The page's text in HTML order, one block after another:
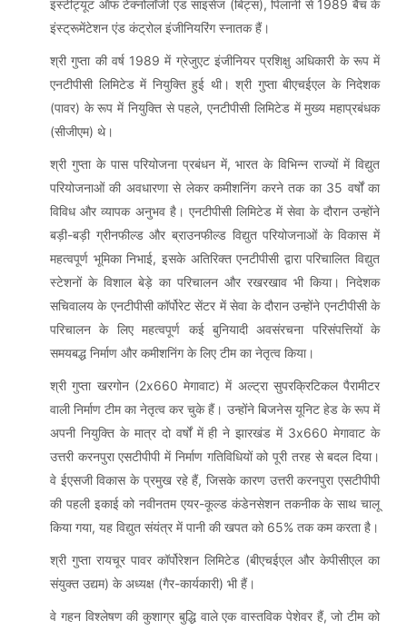
इंस्टीट्यूट ऑफ टेक्नोलॉजी एंड साइंसेज (बिट्स), पिलानी से 1989 बैच के
इंस्ट्रूमेंटेशन एंड कंट्रोल इंजीनियरिंग स्नातक हैं।
श्री गुप्ता की वर्ष 1989 में ग्रेजुएट इंजीनियर प्रशिक्षु अधिकारी के रूप में
एनटीपीसी लिमिटेड में नियुक्ति हुई थी। श्री गुप्ता बीएचईएल के निदेशक
(पावर) के रूप में नियुक्ति से पहले, एनटीपीसी लिमिटेड में मुख्य महाप्रबंधक
(सीजीएम) थे।
श्री गुप्ता के पास परियोजना प्रबंधन में, भारत के विभिन्न राज्यों में विद्युत
परियोजनाओं की अवधारणा से लेकर कमीशनिंग करने तक का 35 वर्षों का
विविध और व्यापक अनुभव है। एनटीपीसी लिमिटेड में सेवा के दौरान उन्होंने
बड़ी-बड़ी ग्रीनफील्ड और ब्राउनफील्ड विद्युत परियोजनाओं के विकास में
महत्वपूर्ण भूमिका निभाई, इसके अतिरिक्त एनटीपीसी द्वारा परिचालित विद्युत
स्टेशनों के विशाल बेड़े का परिचालन और रखरखाव भी किया। निदेशक
सचिवालय के एनटीपीसी कॉर्पोरेट सेंटर में सेवा के दौरान उन्होंने एनटीपीसी के
परिचालन के लिए महत्वपूर्ण कई बुनियादी अवसंरचना परिसंपत्तियों के
समयबद्ध निर्माण और कमीशनिंग के लिए टीम का नेतृत्व किया।
श्री गुप्ता खरगोन (2x660 मेगावाट) में अल्ट्रा सुपरक्रिटिकल पैरामीटर
वाली निर्माण टीम का नेतृत्व कर चुके हैं। उन्होंने बिजनेस यूनिट हेड के रूप में
अपनी नियुक्ति के मात्र दो वर्षों में ही ने झारखंड में 3x660 मेगावाट के
उत्तरी करनपुरा एसटीपीपी में निर्माण गतिविधियों को पूरी तरह से बदल दिया।
वे ईएसजी विकास के प्रमुख रहे हैं, जिसके कारण उत्तरी करनपुरा एसटीपीपी
की पहली इकाई को नवीनतम एयर-कूल्ड कंडेनसेशन तकनीक के साथ चालू
किया गया, यह विद्युत संयंत्र में पानी की खपत को 65% तक कम करता है।
श्री गुप्ता रायचूर पावर कॉर्पोरेशन लिमिटेड (बीएचईएल और केपीसीएल का
संयुक्त उद्यम) के अध्यक्ष (गैर-कार्यकारी) भी हैं।
वे गहन विश्लेषण की कुशाग्र बुद्धि वाले एक वास्तविक पेशेवर हैं, जो टीम को